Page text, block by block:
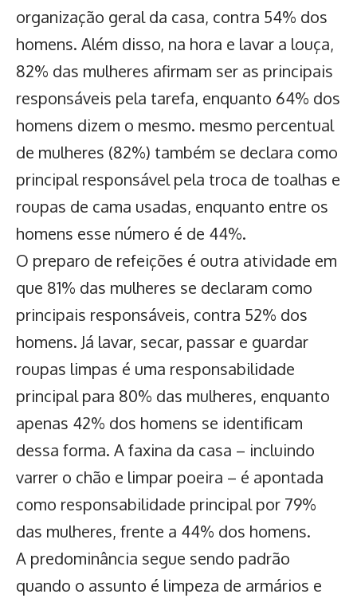
organização geral da casa, contra 54% dos
homens. Além disso, na hora e lavar a louça,
82% das mulheres afirmam ser as principais
responsáveis pela tarefa, enquanto 64% dos
homens dizem o mesmo. mesmo percentual
de mulheres (82%) também se declara como
principal responsávelpela troca de toalhas e
roupas de cama usadas, enquanto entre os
homens esse número é de 44%.
O preparo de refeições é outra atividade em
que 81% das mulheres se declaram como
principais responsáveis, contra 52% dos
homens. Já lavar, secar, passar e guardar
roupas limpas é uma responsabilidade
principal para 80% das mulheres, enquanto
apenas 42% dos homens se identificam
dessa forma. A faxina da casa – incluindo
varrer o chão e limpar poeira – é apontada
como responsabilidade principal por 79%
das mulheres, frente a 44% dos homens.
A predominância segue sendo padrão
quando o assunto é limpeza de armários e